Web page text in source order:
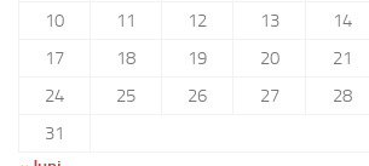
10
11 12 13 14
17
18 19 20 21
24
25 26 27 28
31